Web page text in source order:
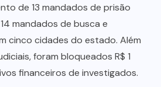
de 13 mandados de prisão
mandados de busca e
cinco cidades do estado. Além
foram bloqueados R$ 1
financeiros de investigados.